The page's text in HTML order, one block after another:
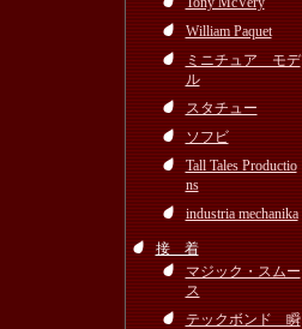
William Paquet
ミニチュア モデ
ル
スタチュー
ソフビ
Tall Tales Productio
ns
industria mechanika
接 着
マジック・スムー
ス
テックボンド 瞬